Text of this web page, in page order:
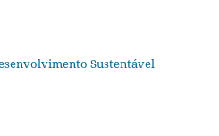
Sustentável